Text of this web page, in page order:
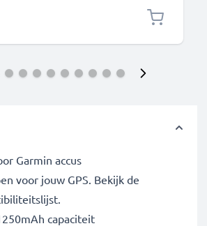
Garmin accus
voor jouw GPS. Bekijk de
capaciteit